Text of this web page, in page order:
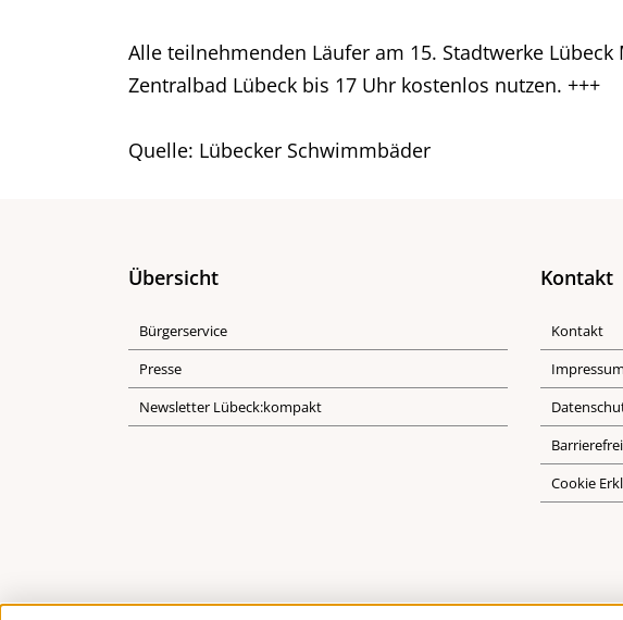
Alle teilnehmenden Läufer am 15. Stadtwerke
Zentralbad Lübeck bis 17 Uhr kostenlos nutzen. +++
Quelle: Lübecker Schwimmbäder
Übersicht
Bürgerservice
Presse
Newsletter Lübeck:kompakt
Kontakt
Kontakt
Impressum
Cookie